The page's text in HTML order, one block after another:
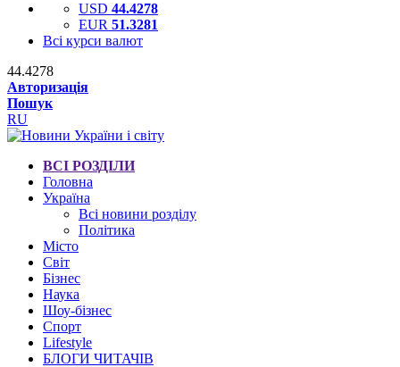
USD 44.4278
EUR 51.3281
Всі курси валют
44.4278
Авторизація
Пошук
RU
ВСІ РОЗДІЛИ
Головна
Україна
Всі новини розділу
Політика
Місто
Світ
Бізнес
Наука
Шоу-бізнес
Спорт
Lifestyle
БЛОГИ ЧИТАЧІВ